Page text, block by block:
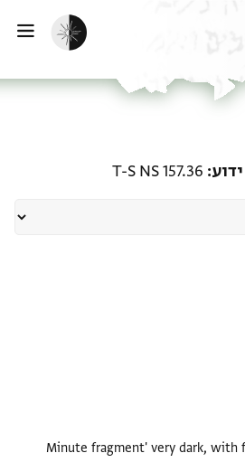
הפעלת מצב כהה
T-S NS 157.36
Minute fragment' very dark, with